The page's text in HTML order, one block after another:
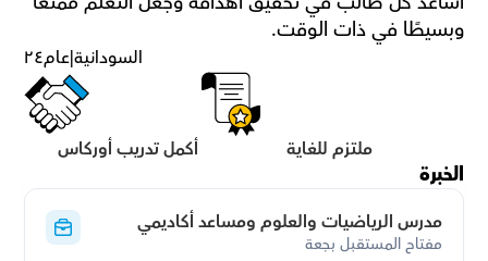
وبسيطًا في ذات الوقت.
٢٤عام|السودانية
ملتزم للغاية أكمل تدريب أوركاس
الخبرة
مدرس الرياضيات والعلوم ومساعد أكاديمي
مفتاح المستقبل بجعة